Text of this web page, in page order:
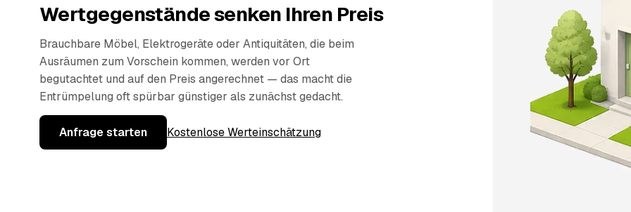
Wertgegenstände senken Ihren Preis
Brauchbare Möbel, Elektrogeräte oder Antiquitäten, die beim
Ausräumen zum Vorschein kommen, werden vor Ort
begutachtet und auf den Preis angerechnet — das macht die
Entrümpelung oft spürbar günstiger als zunächst gedacht.
Anfrage starten Kostenlose Werteinschätzung